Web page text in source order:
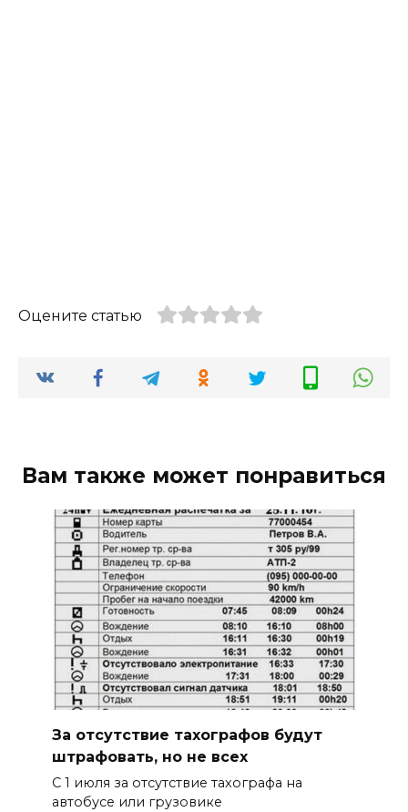
Оцените статью
Вам также может понравиться
За отсутствие тахографов будут
штрафовать, но не всех
С 1 июля за отсутствие тахографа на
автобусе или грузовике